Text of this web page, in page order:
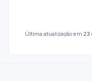
Última atualizaçãoem 23